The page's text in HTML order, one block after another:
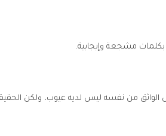
مشجعة وإيجابية.
من نفسه ليس لديه عيوب، ولكن